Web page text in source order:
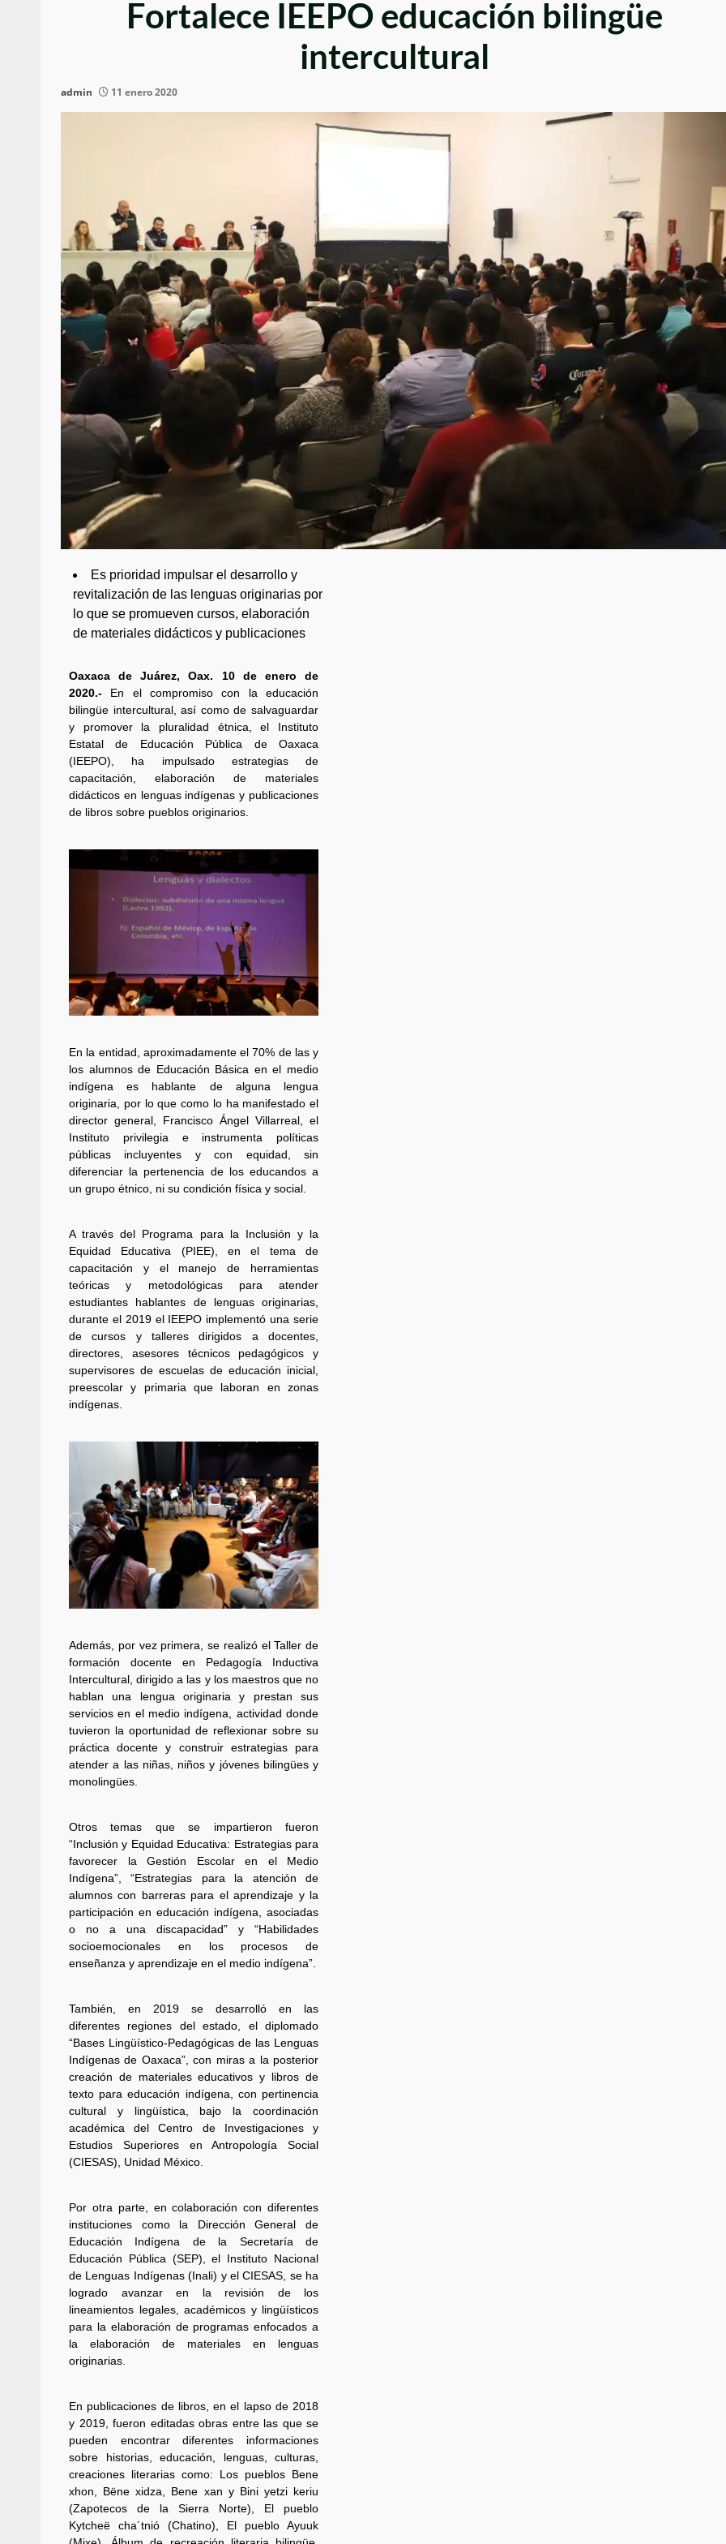
Fortalece IEEPO educación bilingüe
intercultural
admin 11 enero 2020
Es prioridad impulsar el desarrollo y
revitalización de las lenguas originarias por
lo que se promueven cursos, elaboración
de materiales didácticos y publicaciones
Oaxaca de Juárez, Oax. 10 de enero de
2020.-
En el compromiso con la educación
bilingüe intercultural, así como de salvaguardar
y promover la pluralidad étnica, el Instituto
Estatal de Educación Pública de Oaxaca
(IEEPO), ha impulsado estrategias de
capacitación, elaboración de materiales
didácticos en lenguas indígenas y publicaciones
de libros sobre pueblos originarios.
En la entidad, aproximadamente el 70% de las y
los alumnos de Educación Básica en el medio
indígena es hablante de alguna lengua
originaria, por lo que como lo ha manifestado el
director general, Francisco Ángel Villarreal, el
Instituto privilegia e instrumenta políticas
públicas incluyentes y con equidad, sin
diferenciar la pertenencia de los educandos a
un grupo étnico, ni su condición física y social.
A través del Programa para la Inclusión y la
Equidad Educativa (PIEE), en el tema de
capacitación y el manejo de herramientas
teóricas y metodológicas para atender
estudiantes hablantes de lenguas originarias,
durante el 2019 el IEEPO implementó una serie
de cursos y talleres dirigidos a docentes,
directores, asesores técnicos pedagógicos y
supervisores de escuelas de educación inicial,
preescolar y primaria que laboran en zonas
indígenas.
Además, por vez primera, se realizó el Taller de
formación docente en Pedagogía Inductiva
Intercultural, dirigido a las y los maestros que no
hablan una lengua originaria y prestan sus
servicios en el medio indígena, actividad donde
tuvieron la oportunidad de reflexionar sobre su
práctica docente y construir estrategias para
atender a las niñas, niños y jóvenes bilingües y
monolingües.
Otros temas que se impartieron fueron
“Inclusión y Equidad Educativa: Estrategias para
favorecer la Gestión Escolar en el Medio
Indígena”, “Estrategias para la atención de
alumnos con barreras para el aprendizaje y la
participación en educación indígena, asociadas
o no a una discapacidad” y “Habilidades
socioemocionales en los procesos de
enseñanza y aprendizaje en el medio indígena”.
También, en 2019 se desarrolló en las
diferentes regiones del estado, el diplomado
“Bases Lingüístico-Pedagógicas de las Lenguas
Indígenas de Oaxaca”, con miras a la posterior
creación de materiales educativos y libros de
texto para educación indígena, con pertinencia
cultural y lingüística, bajo la coordinación
académica del Centro de Investigaciones y
Estudios Superiores en Antropología Social
(CIESAS), Unidad México.
Por otra parte, en colaboración con diferentes
instituciones como la Dirección General de
Educación Indígena de la Secretaría de
Educación Pública (SEP), el Instituto Nacional
de Lenguas Indígenas (Inali) y el CIESAS, se ha
logrado avanzar en la revisión de los
lineamientos legales, académicos y lingüísticos
para la elaboración de programas enfocados a
la elaboración de materiales en lenguas
originarias.
En publicaciones de libros, en el lapso de 2018
y 2019, fueron editadas obras entre las que se
pueden encontrar diferentes informaciones
sobre historias, educación, lenguas, culturas,
creaciones literarias como: Los pueblos Bene
xhon, Bëne xidza, Bene xan y Bini yetzi keriu
(Zapotecos de la Sierra Norte), El pueblo
Kytcheë cha´tnió (Chatino), El pueblo Ayuuk
Respaldar la Reforma Electoral es estar del
lado del pueblo: Tania Caballero
5 marzo 2026
Se normaliza la circulación vehicular a la
altura del puente Templadera, San Pedro
Tapanatepec
Sanciona Municipio de Oaxaca de
denuncia ciudadana
admin
para reforzar la vigilancia y
búsqueda de persona desaparecida
admin 17 septiembre 2025
SE BUSCA A RECIÉN NACIDA.
admin 17 octubre 2024
Policía Municipal frustra robo con
violencia y auxilia a empleada en la
zona de Módulos del Mercado de
Abasto
admin 27 enero 2026